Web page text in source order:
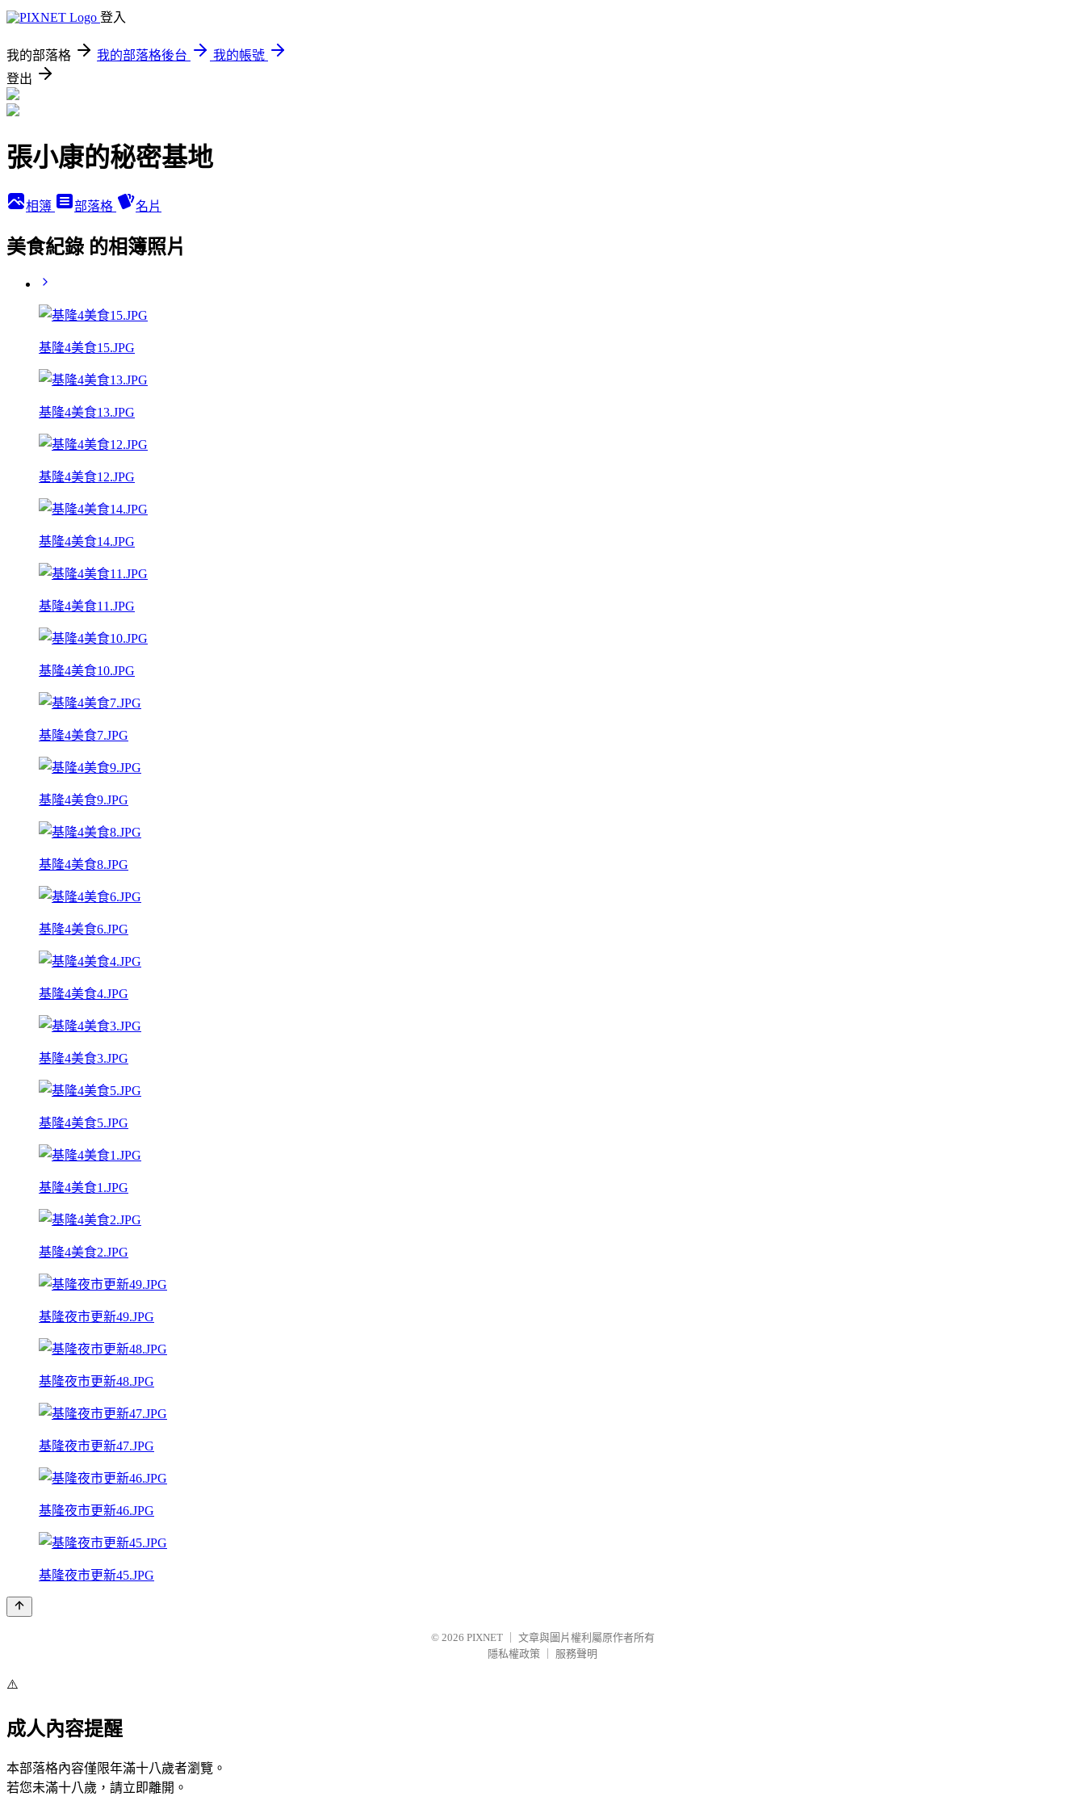
登入
我的部落格 我的部落格後台
我的帳號
登出
張小康的秘密基地
相簿 部落格 名片
美食紀錄 的相簿照片
基隆4美食15.JPG
基隆4美食13.JPG
基隆4美食12.JPG
基隆4美食14.JPG
基隆4美食11.JPG
基隆4美食10.JPG
基隆4美食7.JPG
基隆4美食9.JPG
基隆4美食8.JPG
基隆4美食6.JPG
基隆4美食4.JPG
基隆4美食3.JPG
基隆4美食5.JPG
基隆4美食1.JPG
基隆4美食2.JPG
基隆夜市更新49.JPG
基隆夜市更新48.JPG
基隆夜市更新47.JPG
基隆夜市更新46.JPG
基隆夜市更新45.JPG
© 2026 PIXNET
文章與圖片權利屬原作者所有
隱私權政策
服務聲明
⚠️
成人內容提醒
本部落格內容僅限年滿十八歲者瀏覽。
若您未滿十八歲，請立即離開。